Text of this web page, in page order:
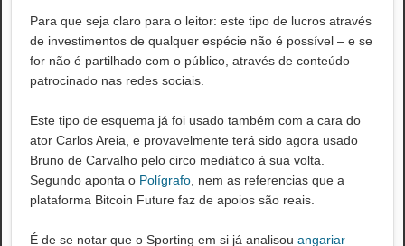
Para que seja claro para o leitor: este tipo de lucros através
de investimentos de qualquer espécie não é possível – e se
for não é partilhado com o público, através de conteúdo
patrocinado nas redes sociais.
Este tipo de esquema já foi usado também com a cara do
ator Carlos Areia, e provavelmente terá sido agora usado
Bruno de Carvalho pelo circo mediático à sua volta.
Segundo aponta o Polígrafo , nem as referencias que a
plataforma Bitcoin Future faz de apoios são reais.
É de se notar que o Sporting em si já analisou angariar